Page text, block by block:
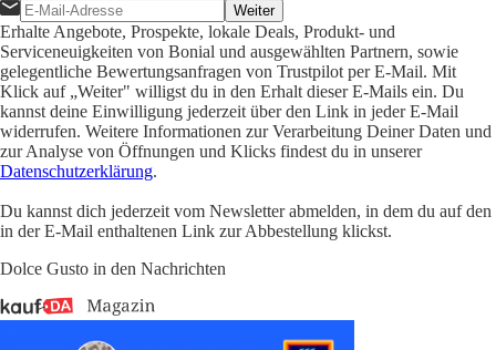
Weiter
Erhalte Angebote, Prospekte, lokale Deals, Produkt- und
Serviceneuigkeiten von Bonial und ausgewählten Partnern, sowie
gelegentliche Bewertungsanfragen von Trustpilot per E-Mail. Mit
Klick auf „Weiter" willigst du in den Erhalt dieser E-Mails ein. Du
kannst deine Einwilligung jederzeit über den Link in jeder E-Mail
widerrufen. Weitere Informationen zur Verarbeitung Deiner Daten und
zur Analyse von Öffnungen und Klicks findest du in unserer
Datenschutzerklärung.
Du kannst dich jederzeit vom Newsletter abmelden, in dem du auf den
in der E-Mail enthaltenen Link zur Abbestellung klickst.
Dolce Gusto in den Nachrichten